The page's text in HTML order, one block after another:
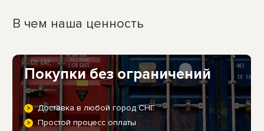
В чем наша ценность
Покупки без ограничений
Доставка в любой город СНГ
Простой процесс оплаты